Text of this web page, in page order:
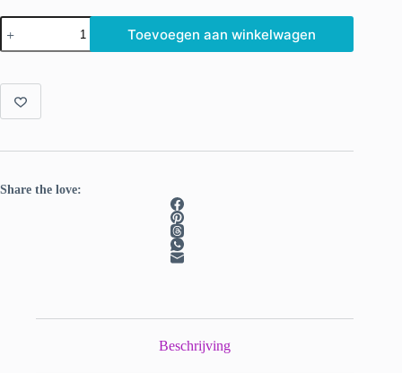
Clover
Toerenteller
appeltjesgroen
Toevoegen aan winkelwagen
Share the love:
Beschrijving